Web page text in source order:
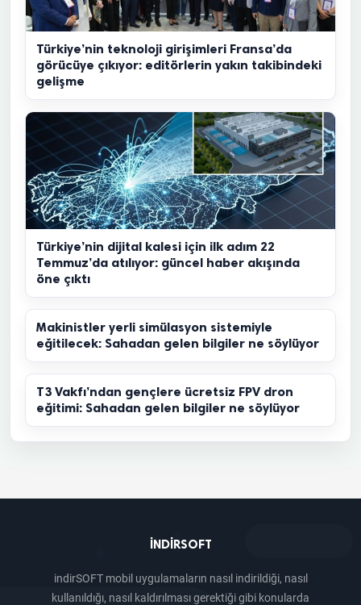
Türkiye’nin teknoloji girişimleri Fransa’da
görücüye çıkıyor: editörlerin yakın takibindeki
gelişme
Türkiye’nin dijital kalesi için ilk adım 22
Temmuz’da atılıyor: güncel haber akışında
öne çıktı
Makinistler yerli simülasyon sistemiyle
eğitilecek: Sahadan gelen bilgiler ne söylüyor
T3 Vakfı’ndan gençlere ücretsiz FPV dron
eğitimi: Sahadan gelen bilgiler ne söylüyor
INDIRSOFT
indirSOFT mobil uygulamaların nasıl indirildiği, nasıl
kullanıldığı, nasıl kaldırılması gerektiği gibi konularda